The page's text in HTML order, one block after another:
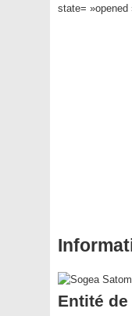
state= »opened
Entité